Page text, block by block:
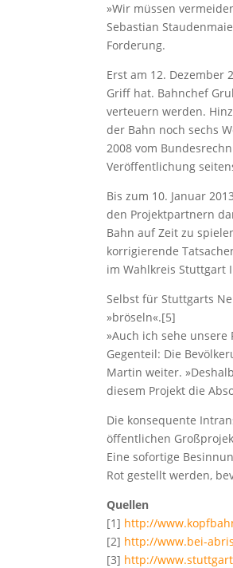
»Wir müssen
Sebastian
Forderung.
Erst am 12. Dezember
Griff hat. Bahnchef
verteuern werden.
der Bahn noch sechs
2008 vom
Veröffentlichung
Bis zum 10. Januar
den Projektpartnern
Bahn auf Zeit zu
korrigierende
im Wahlkreis Stuttgart
Selbst für Stuttgarts
»bröseln«.[5]
»Auch ich sehe
Gegenteil: Die
Martin weiter.
diesem Projekt die
Die konsequente
öffentlichen
Eine sofortige
Rot gestellt werden,
Quellen
[1] http://
[2] http://www.bei-
[3] http://